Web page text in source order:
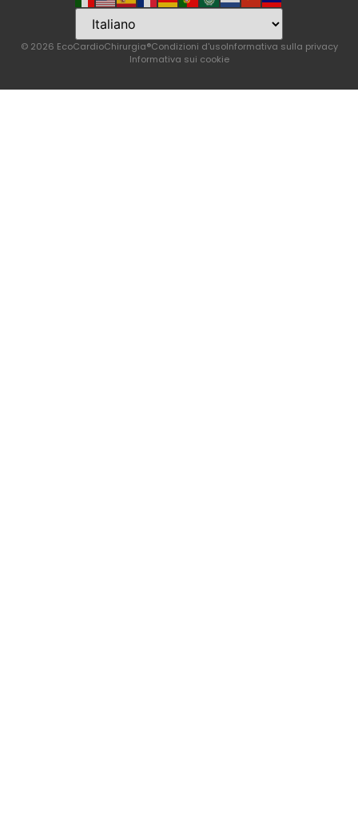
© 2026 EcoCardioChirurgia®Condizioni d'usoInformativa sulla privacy
Informativa sui cookie